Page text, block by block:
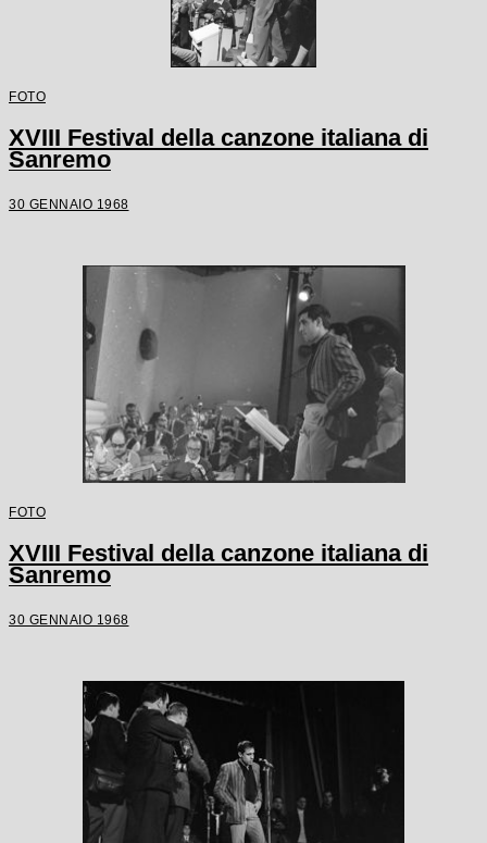
FOTO
XVIII Festival della canzone italiana di
Sanremo
30 GENNAIO 1968
FOTO
XVIII Festival della canzone italiana di
Sanremo
30 GENNAIO 1968